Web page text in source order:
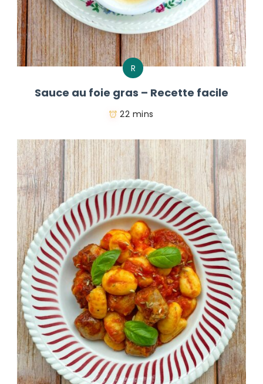
R
Sauce au foie gras – Recette facile
22 mins